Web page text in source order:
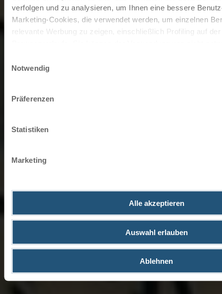
verfolgen und zu analysieren, um Ihnen eine bessere
Marketing-Cookies, die verwendet werden, um einzelnen
relevante Werbung zu zeigen, einschließlich Profiling auf
entscheiden, nur notwendige Cookies zu verwenden, indem
Impressum
Notwendig
Präferenzen
Statistiken
Marketing
Alle akzeptieren
Auswahl erlauben
Ablehnen